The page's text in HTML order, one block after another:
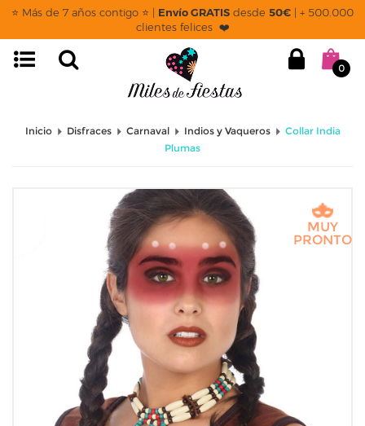
⭐ Más de 7 años contigo ⭐ | Envío GRATIS desde 50€ | + 500.000
clientes felices ❤️
0
Inicio Disfraces Carnaval Indios y Vaqueros
Collar India
Plumas
MUY
PRONTO